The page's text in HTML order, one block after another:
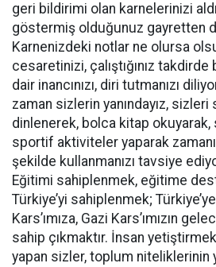
geri bildirimi olan karnelerinizi
göstermiş olduğunuz gayretten
Karnenizdeki notlar ne olursa
cesaretinizi, çalıştığınız takdirde
dair inancınızı, diri tutmanızı
zaman sizlerin yanındayız,
dinlenerek, bolca kitap
sportif aktiviteler yaparak
şekilde kullanmanızı tavsiye
Eğitimi sahiplenmek, eğitime
Türkiye’yi sahiplenmek;
Kars’ımıza, Gazi Kars’ımızın
sahip çıkmaktır. İnsan
yapan sizler, toplum niteliklerinin